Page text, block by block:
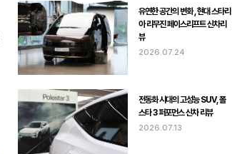
유연한 공간의 변화 , 현대 스타리
아 리무진 페이스리프트 신차리
뷰
2026.07.24
전동화 시대의 고성능 SUV, 폴
스타 3 퍼포먼스 신차 리뷰
2026.07.13